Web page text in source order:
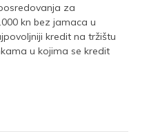
za
kn bez jamaca u
kredit na tržištu
u kojima se kredit